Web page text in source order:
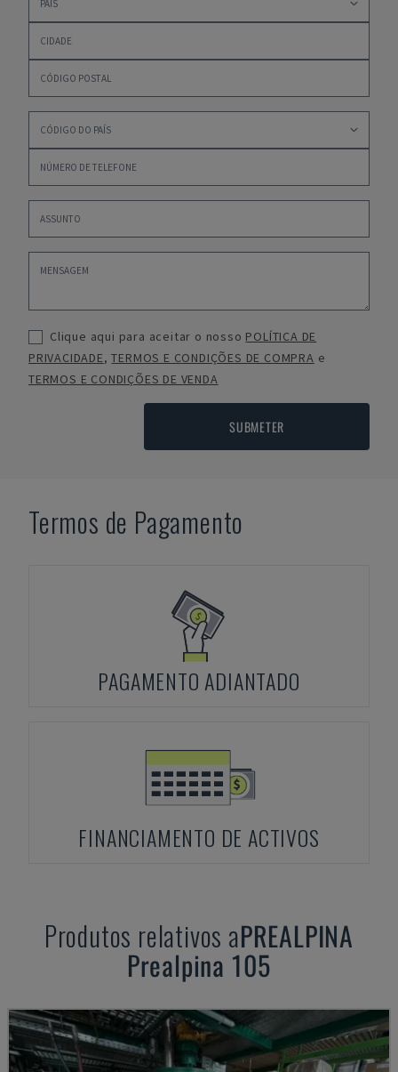
Clique aqui para aceitar o nosso POLÍTICA DE
PRIVACIDADE,TERMOS E CONDIÇÕES DE COMPRA e
TERMOS E CONDIÇÕES DE VENDA
SUBMETER
Termos de Pagamento
PAGAMENTO ADIANTADO
FINANCIAMENTO DE ACTIVOS
Produtos relativos aPREALPINA
Prealpina 105